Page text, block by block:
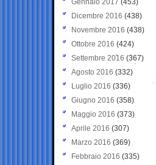
Gennaio 2017 (453)
Dicembre 2016 (438)
Novembre 2016 (438)
Ottobre 2016 (424)
Settembre 2016 (367)
Agosto 2016 (332)
Luglio 2016 (336)
Giugno 2016 (358)
Maggio 2016 (373)
Aprile 2016 (307)
Marzo 2016 (369)
Febbraio 2016 (335)